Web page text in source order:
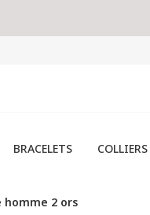
BRACELETS COLLIERS
homme 2 ors